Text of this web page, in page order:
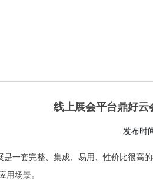
线上展会平台鼎好
发布时
是一套完整、集成、易用、性价比很高
用场景。